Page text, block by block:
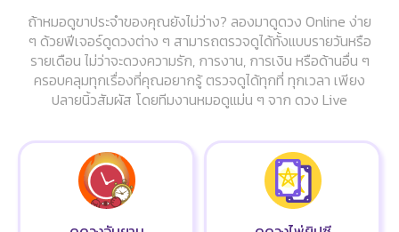
ถ้าหมอดูขาประจำของคุณยังไม่ว่าง? ลองมาดูดวง Online ง่าย
ๆ ด้วยฟีเจอร์ดูดวงต่าง ๆ สามารถตรวจดูได้ทั้งแบบรายวันหรือ
รายเดือน ไม่ว่าจะดวงความรัก, การงาน, การเงิน หรือด้านอื่น ๆ
ครอบคลุมทุกเรื่องที่คุณอยากรู้ ตรวจดูได้ทุกที่ ทุกเวลา เพียง
ปลายนิ้วสัมผัส โดยทีมงานหมอดูแม่น ๆ จาก ดวง Live